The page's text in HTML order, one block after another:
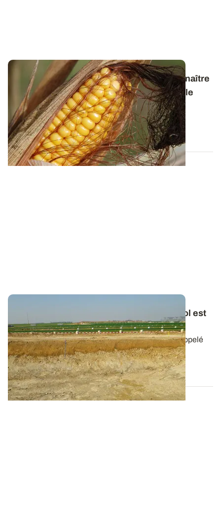
De la levée à la maturité complète - Reconnaître
les stades du maïs tout au long de son cycle
Retrouvez, dans une plaquette illustrée, les clés de
détermination des différents stades...
23 JUIN 2022
RU : seule une partie de l’eau du sol est
facilement exploitée par les plantes
Le stock d’eau du sol utilisable par les plantes est appelé
réservoir utilisable en eau -...
30 AVR. 2026